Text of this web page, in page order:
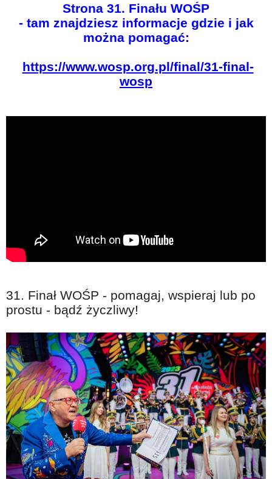
brak krajowego rejestru, nie istnieją wiarygodne dane na
temat zapadalności na sepsę, co znacznie utrudnia
działania mające na celu jej zapobieganie i zwalczanie. Z
przez NIK wynika, że liczba dorosłych hospitalizowanych w
Polsce z powodu sepsy wynosi około 20 tys. rocznie, jednak
intensywnej terapii w latach 2012-2013 wskazują, że liczba
Strona 31. Finału WOŚP
- tam znajdziesz informacje gdzie i jak
można pomagać:
https://www.wosp.org.pl/final/31-final-
wosp
31. Finał WOŚP - pomagaj, wspieraj lub po
prostu - bądź życzliwy!